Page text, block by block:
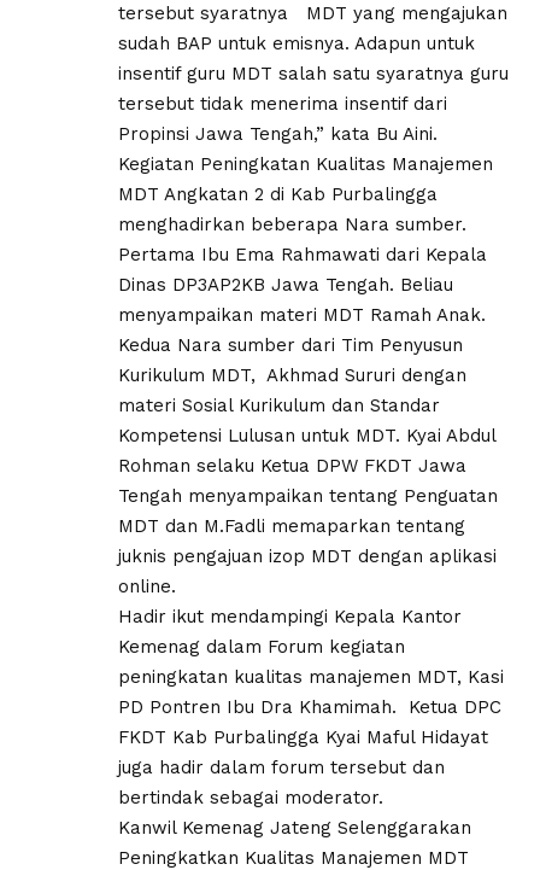
tersebut syaratnya MDT yang mengajukan
sudah BAP untuk emisnya. Adapun untuk
insentif guru MDT salah satu syaratnya guru
tersebut tidak menerima insentif dari
Propinsi Jawa Tengah,” kata Bu Aini.
Kegiatan Peningkatan Kualitas Manajemen
MDT Angkatan 2 di Kab Purbalingga
menghadirkan beberapa Nara sumber.
Pertama Ibu Ema Rahmawati dari Kepala
Dinas DP3AP2KB Jawa Tengah. Beliau
menyampaikan materi MDT Ramah Anak.
Kedua Nara sumber dari Tim Penyusun
Kurikulum MDT, Akhmad Sururi dengan
materi Sosial Kurikulum dan Standar
Kompetensi Lulusan untuk MDT. Kyai Abdul
Rohman selaku Ketua DPW FKDT Jawa
Tengah menyampaikan tentang Penguatan
MDT dan M.Fadli memaparkan tentang
juknis pengajuan izop MDT dengan aplikasi
online.
Hadir ikut mendampingi Kepala Kantor
Kemenag dalam Forum kegiatan
peningkatan kualitas manajemen MDT, Kasi
PD Pontren Ibu Dra Khamimah. Ketua DPC
FKDT Kab Purbalingga Kyai Maful Hidayat
juga hadir dalam forum tersebut dan
bertindak sebagai moderator.
Kanwil Kemenag Jateng Selenggarakan
Peningkatkan Kualitas Manajemen MDT